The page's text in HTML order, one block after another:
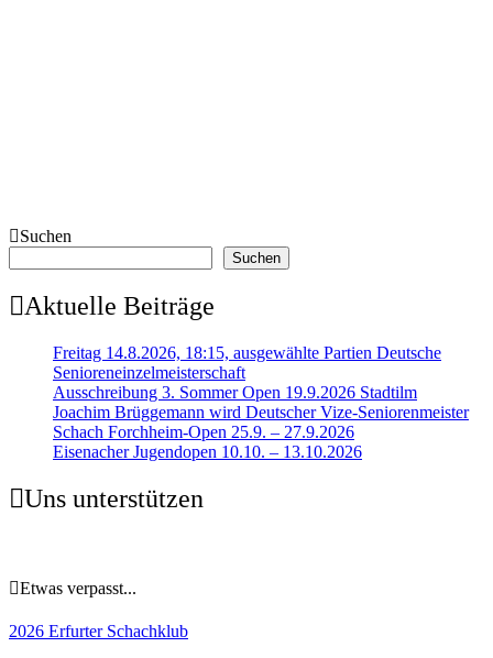
Suchen
Suchen
Aktuelle Beiträge
Freitag 14.8.2026, 18:15, ausgewählte Partien Deutsche
Senioreneinzelmeisterschaft
Ausschreibung 3. Sommer Open 19.9.2026 Stadtilm
Joachim Brüggemann wird Deutscher Vize-Seniorenmeister
Schach Forchheim-Open 25.9. – 27.9.2026
Eisenacher Jugendopen 10.10. – 13.10.2026
Uns unterstützen
Etwas verpasst...
2026 Erfurter Schachklub